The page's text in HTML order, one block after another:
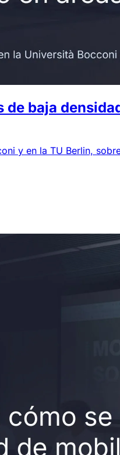
de baja
y en la TU Berlin,